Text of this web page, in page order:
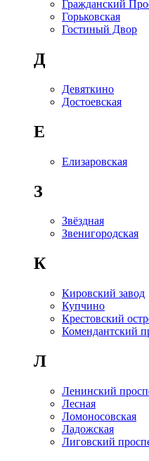
Гражданский
Горьковская
Гостиный Двор
Д
Девяткино
Достоевская
Е
Елизаровская
З
Звёздная
Звенигородская
К
Кировский завод
Купчино
Крестовский
Комендантский
Л
Ленинский
Лесная
Ломоносовская
Ладожская
Лиговский